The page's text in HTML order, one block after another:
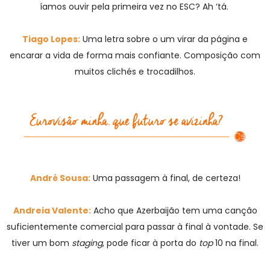
íamos ouvir pela primeira vez no ESC? Ah ‘tá.
Tiago Lopes: Uma letra sobre o um virar da página e
encarar a vida de forma mais confiante. Composição com
muitos clichés e trocadilhos.
André Sousa:Uma passagem à final, de certeza!
Andreia Valente:Acho que Azerbaijão tem uma canção
suficientemente comercial para passar à final à vontade. Se
tiver um bom staging, pode ficar à porta do top10 na final.